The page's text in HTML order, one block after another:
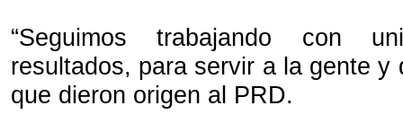
“Seguimos trabajando con
resultados, para servir a la gente y
que dieron origen al PRD.